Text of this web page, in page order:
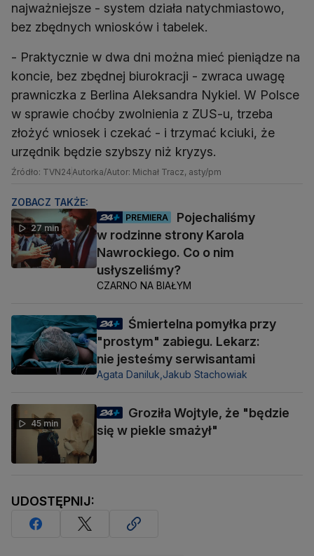
najważniejsze - system działa natychmiastowo,
bez zbędnych wniosków i tabelek.
- Praktycznie w dwa dni można mieć pieniądze na
koncie, bez zbędnej biurokracji - zwraca uwagę
prawniczka z Berlina Aleksandra Nykiel. W Polsce
w sprawie choćby zwolnienia z ZUS-u, trzeba
złożyć wniosek i czekać - i trzymać kciuki, że
urzędnik będzie szybszy niż kryzys.
Źródło: TVN24Autorka/Autor: Michał Tracz, asty/pm
ZOBACZ TAKŻE:
27 min
PREMIERA
Pojechaliśmy
w rodzinne strony Karola
Nawrockiego. Co o nim
usłyszeliśmy?
CZARNO NA BIAŁYM
Śmiertelna pomyłka przy
"prostym" zabiegu. Lekarz:
nie jesteśmy serwisantami
Agata Daniluk, Jakub Stachowiak
45 min
Groziła Wojtyle, że "będzie
się w piekle smażył"
UDOSTĘPNIJ: